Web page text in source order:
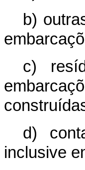
b)
c)
d)
inclusive